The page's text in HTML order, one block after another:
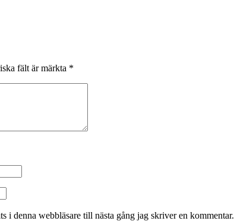
fält är märkta *
i denna webbläsare till nästa gång jag skriver en kommentar.